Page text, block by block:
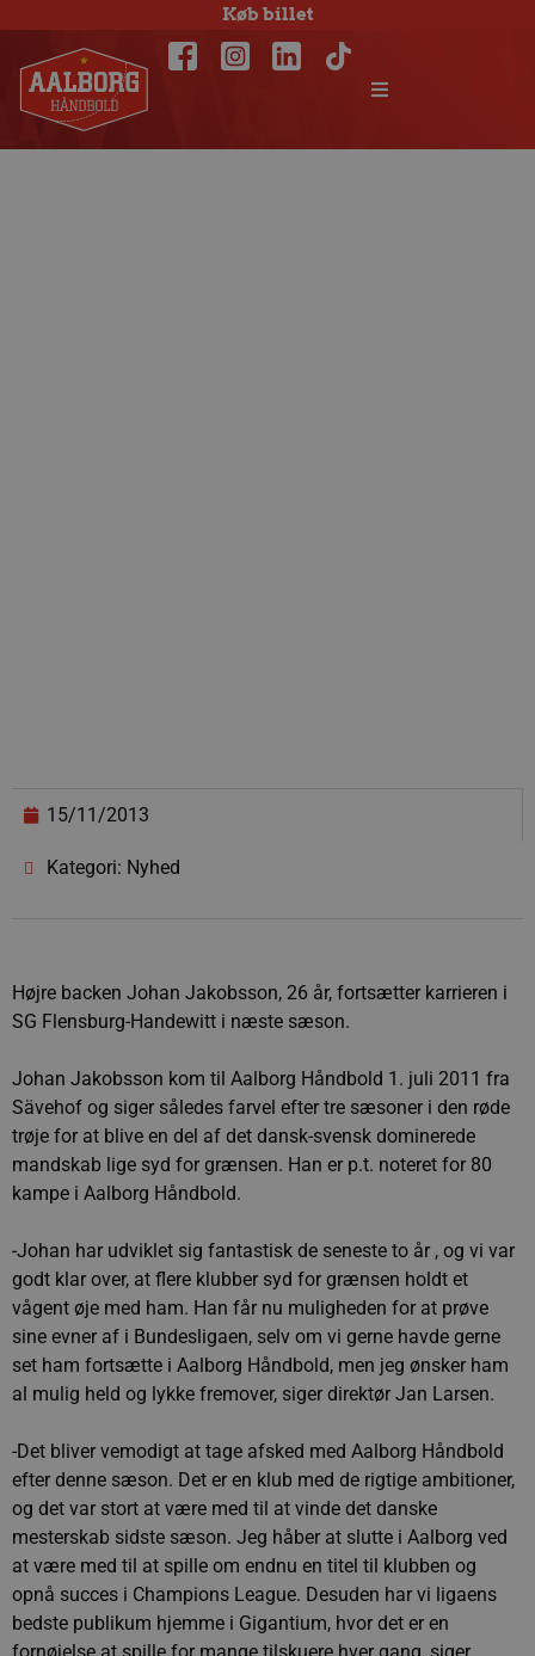
Køb billet
15/11/2013
Kategori: Nyhed
Højre backen Johan Jakobsson, 26 år, fortsætter karrieren i
SG Flensburg-Handewitt i næste sæson.
Johan Jakobsson kom til Aalborg Håndbold 1. juli 2011 fra
Sävehof og siger således farvel efter tre sæsoner i den røde
trøje for at blive en del af det dansk-svensk dominerede
mandskab lige syd for grænsen. Han er p.t. noteret for 80
kampe i Aalborg Håndbold.
-Johan har udviklet sig fantastisk de seneste to år , og vi var
godt klar over, at flere klubber syd for grænsen holdt et
vågent øje med ham. Han får nu muligheden for at prøve
sine evner af i Bundesligaen, selv om vi gerne havde gerne
set ham fortsætte i Aalborg Håndbold, men jeg ønsker ham
al mulig held og lykke fremover, siger direktør Jan Larsen.
-Det bliver vemodigt at tage afsked med Aalborg Håndbold
efter denne sæson. Det er en klub med de rigtige ambitioner,
og det var stort at være med til at vinde det danske
mesterskab sidste sæson. Jeg håber at slutte i Aalborg ved
at være med til at spille om endnu en titel til klubben og
opnå succes i Champions League. Desuden har vi ligaens
bedste publikum hjemme i Gigantium, hvor det er en